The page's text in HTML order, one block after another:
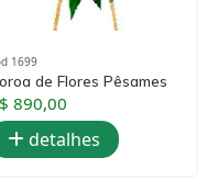
1699
de Flores Pêsames
890,00
detalhes